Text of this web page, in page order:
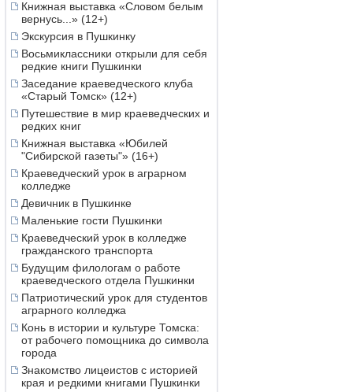
Книжная выставка «Словом белым
вернусь...» (12+)
Экскурсия в Пушкинку
Восьмиклассники открыли для себя
редкие книги Пушкинки
Заседание краеведческого клуба
«Старый Томск» (12+)
Путешествие в мир краеведческих и
редких книг
Книжная выставка «Юбилей
"Сибирской газеты"» (16+)
Краеведческий урок в аграрном
колледже
Девичник в Пушкинке
Маленькие гости Пушкинки
Краеведческий урок в колледже
гражданского транспорта
Будущим филологам о работе
краеведческого отдела Пушкинки
Патриотический урок для студентов
аграрного колледжа
Конь в истории и культуре Томска:
от рабочего помощника до символа
города
Знакомство лицеистов с историей
края и редкими книгами Пушкинки